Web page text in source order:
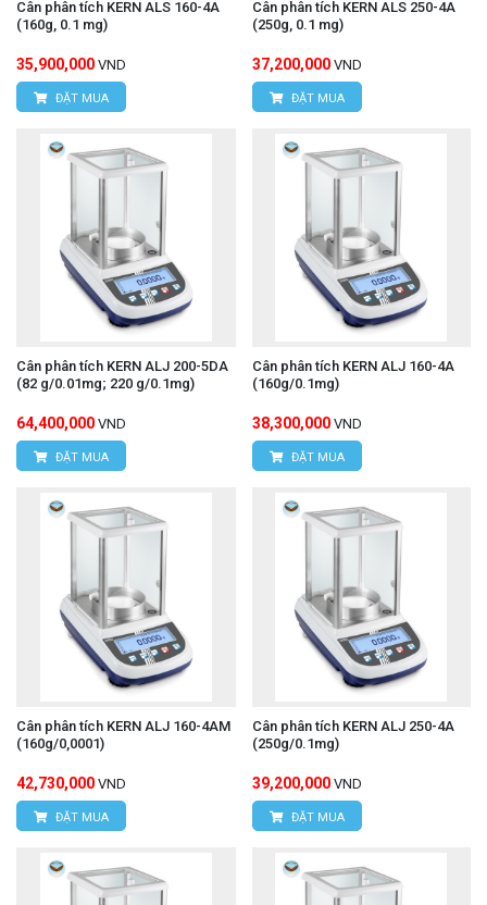
Cân phân tích KERN ALS 160-4A
(160g, 0.1 mg)
35,900,000 VND
ĐẶT MUA
Cân phân tích KERN ALS 250-4A
(250g, 0.1 mg)
37,200,000 VND
ĐẶT MUA
Cân phân tích KERN ALJ 200-5DA
(82 g/0.01mg; 220 g/0.1mg)
64,400,000 VND
ĐẶT MUA
Cân phân tích KERN ALJ 160-4A
(160g/0.1mg)
38,300,000 VND
ĐẶT MUA
Cân phân tích KERN ALJ 160-4AM
(160g/0,0001)
42,730,000 VND
ĐẶT MUA
Cân phân tích KERN ALJ 250-4A
(250g/0.1mg)
39,200,000 VND
ĐẶT MUA